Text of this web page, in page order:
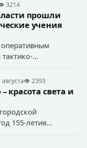
3214
прошли
учения
оперативным
на объекте
власти.
августа👁 2393
красота света и
155-летия